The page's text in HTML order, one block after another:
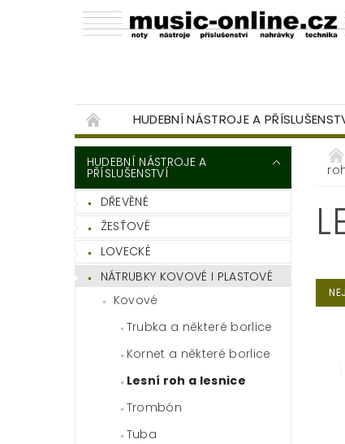
HUDEBNÍ NÁSTROJE A
BAZAR
KONTAKTY BLOG
HUDEBNÍ NÁSTROJE A
PŘÍSLUŠENSTVÍ
DŘEVĚNÉ
ŽESŤOVÉ
LOVECKÉ
NÁTRUBKY KOVOVÉ I PLASTOVÉ
Kovové
Trubka a některé borlice
Kornet a některé borlice
Lesní roh a lesnice
Trombón
Tuba